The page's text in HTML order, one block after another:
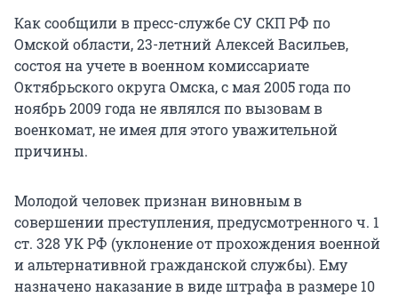
Как сообщили в пресс-службе СУ СКП РФ по
Омской области, 23-летний Алексей Васильев,
состоя на учете в военном комиссариате
Октябрьского округа Омска, с мая 2005 года по
ноябрь 2009 года не являлся по вызовам в
военкомат, не имея для этого уважительной
причины.
Молодой человек признан виновным в
совершении преступления, предусмотренного ч. 1
ст. 328 УК РФ (уклонение от прохождения военной
и альтернативной гражданской службы). Ему
назначено наказание в виде штрафа в размере 10